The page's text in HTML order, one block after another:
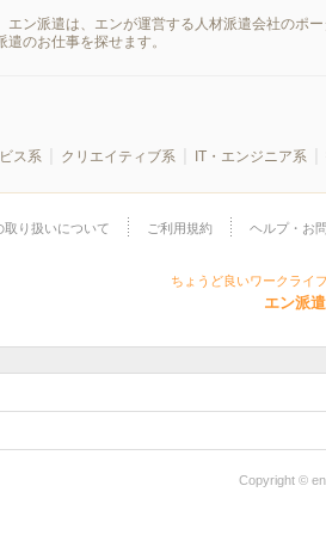
ン派遣は、エンが運営する人材派遣会社のポ
のお仕事を探せます。
ス系 クリエイティブ系 IT・エンジニア系
取り扱いについて ご利用規約 ヘルプ・お
ちょうど良いワークライ
エン派遣
Copyright © en